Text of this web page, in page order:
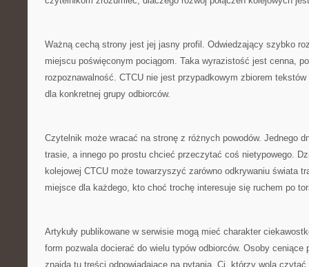
Ważną cechą strony jest jej jasny profil. Odwiedzający szybko
miejscu poświęconym pociągom. Taka wyrazistość jest cenna,
rozpoznawalność. CTCU nie jest przypadkowym zbiorem
dla konkretnej grupy odbiorców.
Czytelnik może wracać na stronę z różnych powodów. Jednego
trasie, a innego po prostu chcieć przeczytać coś nietypowego.
kolejowej CTCU może towarzyszyć zarówno odkrywaniu świata
miejsce dla każdego, kto choć trochę interesuje się ruchem po
Artykuły publikowane w serwisie mogą mieć charakter
form pozwala docierać do wielu typów odbiorców. Osoby ceniące
znajdą tu treści odpowiadające na pytania. Ci, którzy wolą